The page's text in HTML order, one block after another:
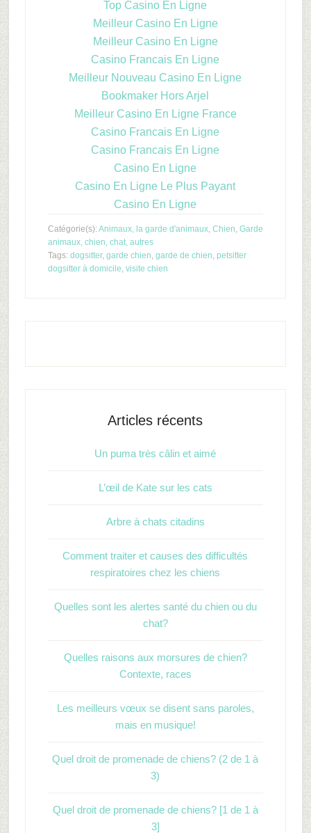
Top Casino En Ligne
Meilleur Casino En Ligne
Meilleur Casino En Ligne
Casino Francais En Ligne
Meilleur Nouveau Casino En Ligne
Bookmaker Hors Arjel
Meilleur Casino En Ligne France
Casino Francais En Ligne
Casino Francais En Ligne
Casino En Ligne
Casino En Ligne Le Plus Payant
Casino En Ligne
Catégorie(s): Animaux, la garde d'animaux, Chien, Garde
animaux, chien, chat, autres
Tags: dogsitter, garde chien, garde de chien, petsitter
dogsitter à domicile, visite chien
Articles récents
Un puma très câlin et aimé
L’œil de Kate sur les cats
Arbre à chats citadins
Comment traiter et causes des difficultés
respiratoires chez les chiens
Quelles sont les alertes santé du chien ou du
chat?
Quelles raisons aux morsures de chien?
Contexte, races
Les meilleurs vœux se disent sans paroles,
mais en musique!
Quel droit de promenade de chiens? (2 de 1 à
3)
Quel droit de promenade de chiens? [1 de 1 à
3]